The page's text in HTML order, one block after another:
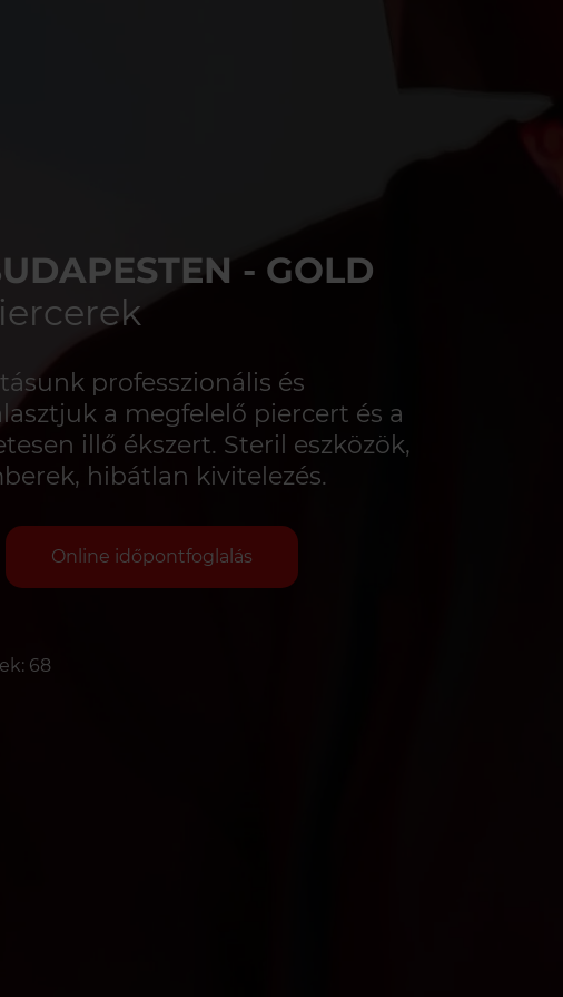
- GOLD
professzionális és
a megfelelő piercert és a
illő ékszert. Steril eszközök,
hibátlan kivitelezés.
Online időpontfoglalás
68